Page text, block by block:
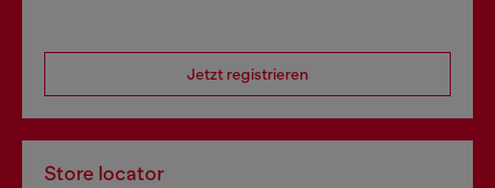
Jetzt registrieren
Store locator